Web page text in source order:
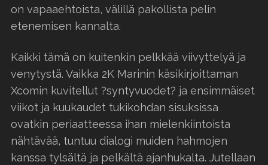
on vapaaehtoista, välillä pakollista pelin
etenemisen kannalta.
Kaikki tämä on kuitenkin pelkkää viivyttelyä ja
venytystä. Vaikka 2K Marinin käsikirjoittaman
Xcomin kuvitellut ?syntyvuodet? ja ensimmäiset
viikot ja kuukaudet tukikohdan sisuksissa
ovatkin periaatteessa ihan mielenkiintoista
nähtävää, tuntuu dialogi muiden hahmojen
kanssa tylsältä ja pelkältä ajanhukalta. Jutellaan